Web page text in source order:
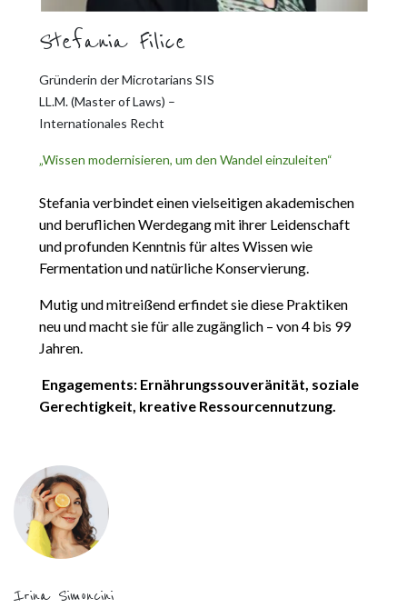
Stefania Filice
Gründerin der Microtarians SIS
LL.M. (Master of Laws) –
Internationales Recht
„Wissen modernisieren, um den Wandel einzuleiten“
Stefania verbindet einen vielseitigen akademischen
und beruflichen Werdegang mit ihrer Leidenschaft
und profunden Kenntnis für altes Wissen wie
Fermentation und natürliche Konservierung.
Mutig und mitreißend erfindet sie diese Praktiken
neu und macht sie für alle zugänglich – von 4 bis 99
Jahren.
Engagements: Ernährungssouveränität, soziale
Gerechtigkeit, kreative Ressourcennutzung.
Irina Simoncini